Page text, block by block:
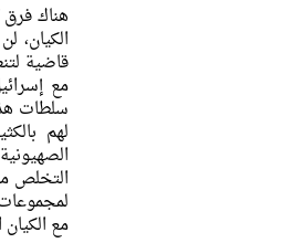
هناك فرق
الكيان،
قاضية
مع
سلطات
لهم
التخلص
مع الكيان